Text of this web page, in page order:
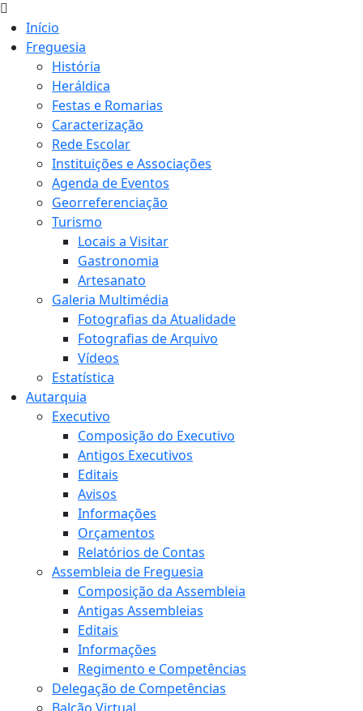
Início
Freguesia
História
Heráldica
Festas e Romarias
Caracterização
Rede Escolar
Instituições e Associações
Agenda de Eventos
Georreferenciação
Turismo
Locais a Visitar
Gastronomia
Artesanato
Galeria Multimédia
Fotografias da Atualidade
Fotografias de Arquivo
Vídeos
Estatística
Autarquia
Executivo
Composição do Executivo
Antigos Executivos
Editais
Avisos
Informações
Orçamentos
Relatórios de Contas
Assembleia de Freguesia
Composição da Assembleia
Antigas Assembleias
Editais
Informações
Regimento e Competências
Delegação de Competências